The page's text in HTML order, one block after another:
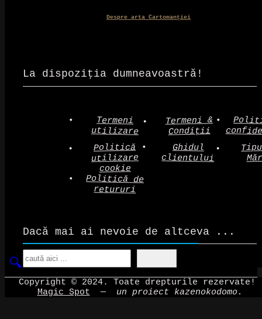
Despre arta Cartomanției
La dispoziția dumneavoastră!
Termeni
utilizare
Termeni &
Condiții
Politică
utilizare
cookie
Ghidul
clientului
Politică de
retururi
Dacă mai ai nevoie de altceva ...
Copyright © 2024. Toate drepturile rezervate!
Magic Spot — un proiect kazenokodomo.